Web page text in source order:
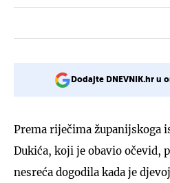
Dodajte DNEVNIK.hr u
Prema riječima županijskoga
Dukića, koji je obavio očevid,
nesreća dogodila kada je